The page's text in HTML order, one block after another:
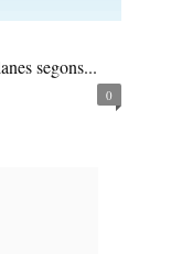
segons...
0